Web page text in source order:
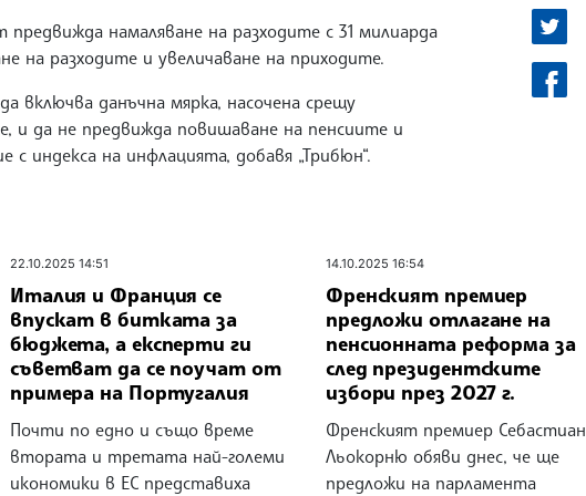
намаляване на разходите с 31 милиарда
на разходите и увеличаване на приходите.
включва данъчна мярка, насочена срещу
и да не предвижда повишаване на пенсиите и
индекса на инфлацията, добавя „Трибюн“.
22.10.2025 14:51
Италия и Франция се
впускат в битката за
бюджета, а експерти ги
съветват да се поучат от
примера на Португалия
Почти по едно и също време
втората и третата най-големи
икономики в ЕС представиха
14.10.2025 16:54
Френският премиер
предложи отлагане на
пенсионната реформа за
след президентските
избори през 2027 г.
Френският премиер Себастиан
Льокорню обяви днес, че ще
предложи на парламента